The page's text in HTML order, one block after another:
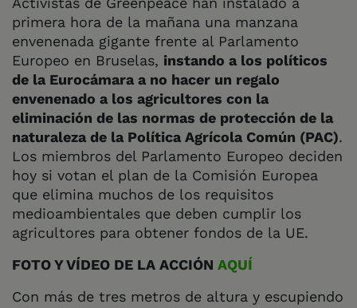
primera hora de la mañana una manzana
envenenada gigante frente al Parlamento
Europeo en Bruselas, instando a los políticos
de la Eurocámara a no hacer un regalo
envenenado a los agricultores con la
eliminación de las normas de protección de la
naturaleza de la Política Agrícola Común (PAC).
Los miembros del Parlamento Europeo deciden
hoy si votan el plan de la Comisión Europea
que elimina muchos de los requisitos
medioambientales que deben cumplir los
agricultores para obtener fondos de la UE.
FOTO Y VÍDEO DE LA ACCIÓN AQUÍ
Con más de tres metros de altura y escupiendo